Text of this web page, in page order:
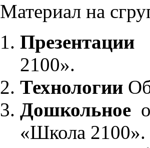
Материал на
2100».
Технологии
Дошкольное
«Школа 2100».